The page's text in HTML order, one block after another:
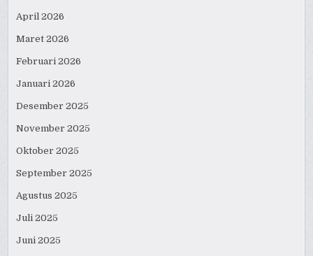
April 2026
Maret 2026
Februari 2026
Januari 2026
Desember 2025
November 2025
Oktober 2025
September 2025
Agustus 2025
Juli 2025
Juni 2025